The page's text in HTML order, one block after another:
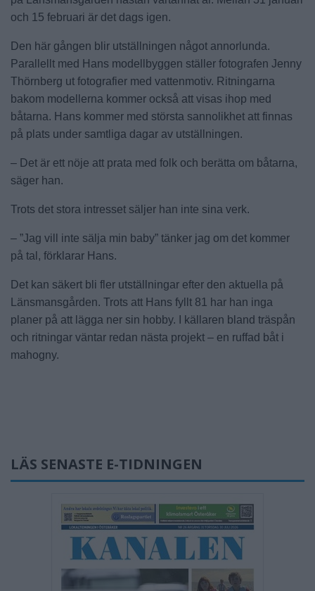
och 15 februari är det dags igen.
Den här gången blir utställningen något annorlunda.
Parallellt med Hans modellbyggen ställer fotografen Jenny
Thörnberg ut fotografier med vattenmotiv. Ritningarna
bakom modellerna kommer också att visas ihop med
båtarna. Hans kommer med största sannolikhet att finnas
på plats under samtliga dagar av utställningen.
– Det är ett nöje att prata med folk och berätta om båtarna,
säger han.
Trots det stora intresset säljer han inte sina verk.
– ”Jag vill inte sälja min baby” tänker jag om det kommer
på tal, förklarar Hans.
Det kan säkert bli fler utställningar efter den aktuella på
Länsmansgården. Trots att Hans fyllt 81 har han inga
planer på att lägga ner sin hobby. I källaren bland träspån
och ritningar väntar redan nästa projekt – en ruffad båt i
mahogny.
LÄS SENASTE E-TIDNINGEN